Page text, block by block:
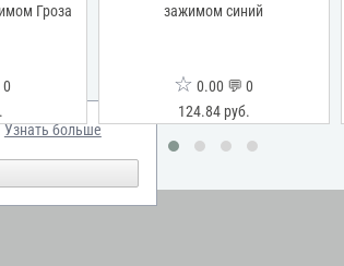
Гроза
зажимом синий
☆ 0.00 💬 0
124.84 руб.
Узнать больше